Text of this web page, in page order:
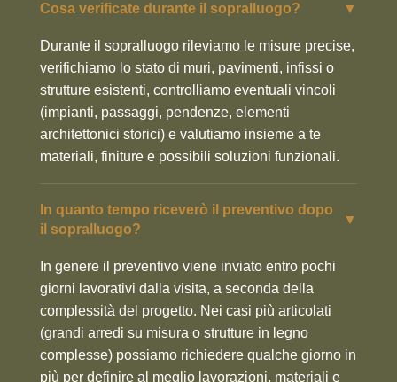
Cosa verificate durante il sopralluogo? ▼
Durante il sopralluogo rileviamo le misure precise,
verifichiamo lo stato di muri, pavimenti, infissi o
strutture esistenti, controlliamo eventuali vincoli
(impianti, passaggi, pendenze, elementi
architettonici storici) e valutiamo insieme a te
materiali, finiture e possibili soluzioni funzionali.
In quanto tempo riceverò il preventivo dopo
il sopralluogo?
▼
In genere il preventivo viene inviato entro pochi
giorni lavorativi dalla visita, a seconda della
complessità del progetto. Nei casi più articolati
(grandi arredi su misura o strutture in legno
complesse) possiamo richiedere qualche giorno in
più per definire al meglio lavorazioni, materiali e